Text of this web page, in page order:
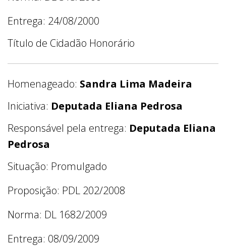
Entrega: 24/08/2000
Título de Cidadão Honorário
Homenageado: Sandra Lima Madeira
Iniciativa: Deputada Eliana Pedrosa
Responsável pela entrega: Deputada Eliana
Pedrosa
Situação: Promulgado
Proposição: PDL 202/2008
Norma: DL 1682/2009
Entrega: 08/09/2009